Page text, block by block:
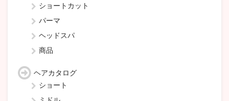
ショートカット
パーマ
ヘッドスパ
商品
ヘアカタログ
ショート